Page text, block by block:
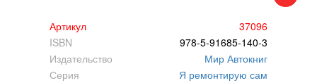
Артикул
37096
ISBN
978-5-91685-140-3
Издательство
Мир Автокниг
Серия
Я ремонтирую сам